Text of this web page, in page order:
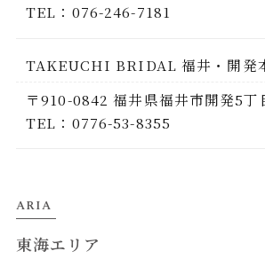
TEL：076-246-7181
TAKEUCHI BRIDAL 福井・開発
〒910-0842 福井県福井市開発5丁
TEL：0776-53-8355
ARIA
東海エリア